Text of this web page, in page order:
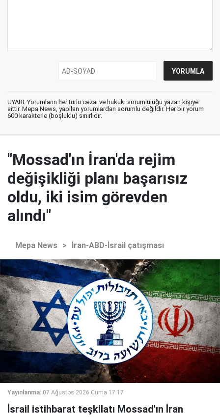
UYARI: Yorumların her türlü cezai ve hukuki sorumluluğu yazan kişiye
aittir. Mepa News, yapılan yorumlardan sorumlu değildir. Her bir yorum
600 karakterle (boşluklu) sınırlıdır.
"Mossad'ın İran'da rejim
değişikliği planı başarısız
oldu, iki isim görevden
alındı"
Mepa News > İran-ABD-İsrail çatışması
Yayınlanma: 07 Ağustos 2026 Cuma 17:17
İsrail istihbarat teşkilatı Mossad'ın İran